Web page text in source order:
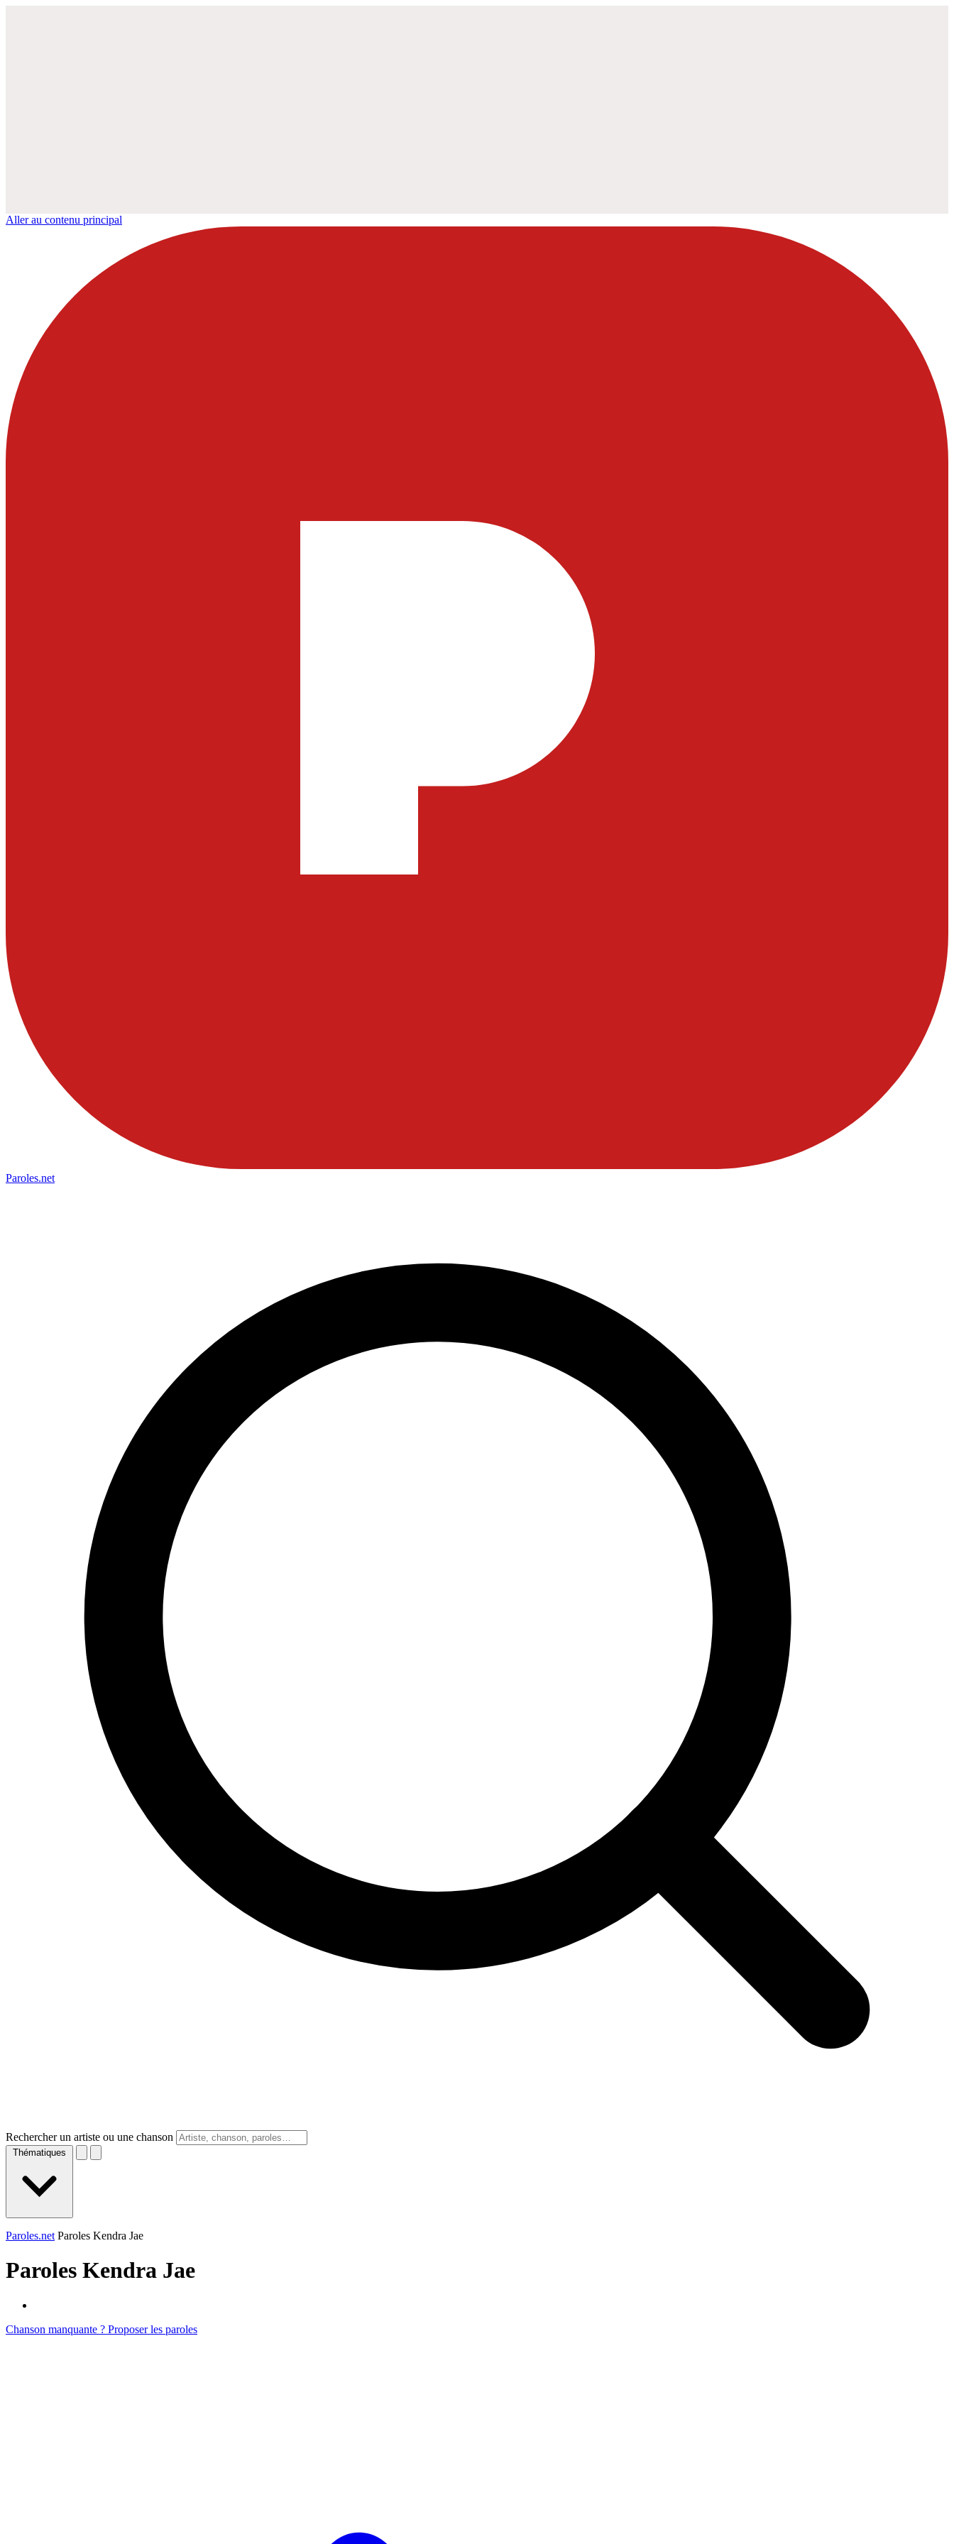
Aller au contenu principal
Paroles.net
Rechercher un artiste ou une chanson
Thématiques
Paroles.net Paroles Kendra Jae
Paroles Kendra Jae
Chanson manquante ? Proposer les paroles